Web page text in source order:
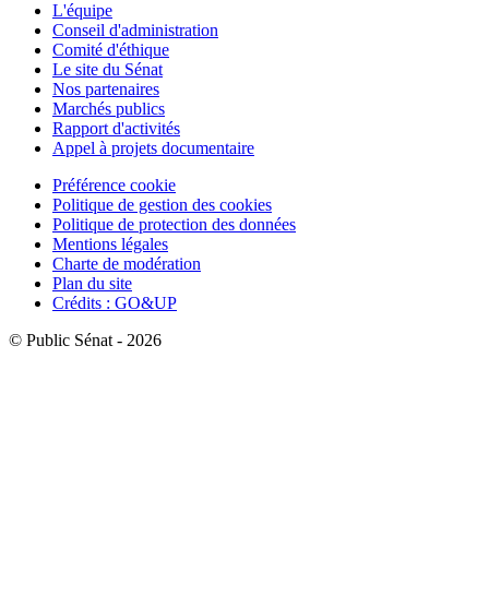
L'équipe
Conseil d'administration
Comité d'éthique
Le site du Sénat
Nos partenaires
Marchés publics
Rapport d'activités
Appel à projets documentaire
Préférence cookie
Politique de gestion des cookies
Politique de protection des données
Mentions légales
Charte de modération
Plan du site
Crédits : GO&UP
© Public Sénat - 2026